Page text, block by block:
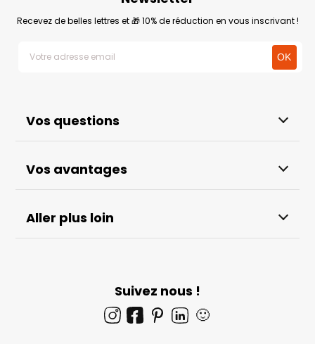
Vos questions
Vos avantages
Aller plus loin
Recevez de belles lettres et 🎁 10% de réduction en vous inscrivant !
Suivez nous !
🙂